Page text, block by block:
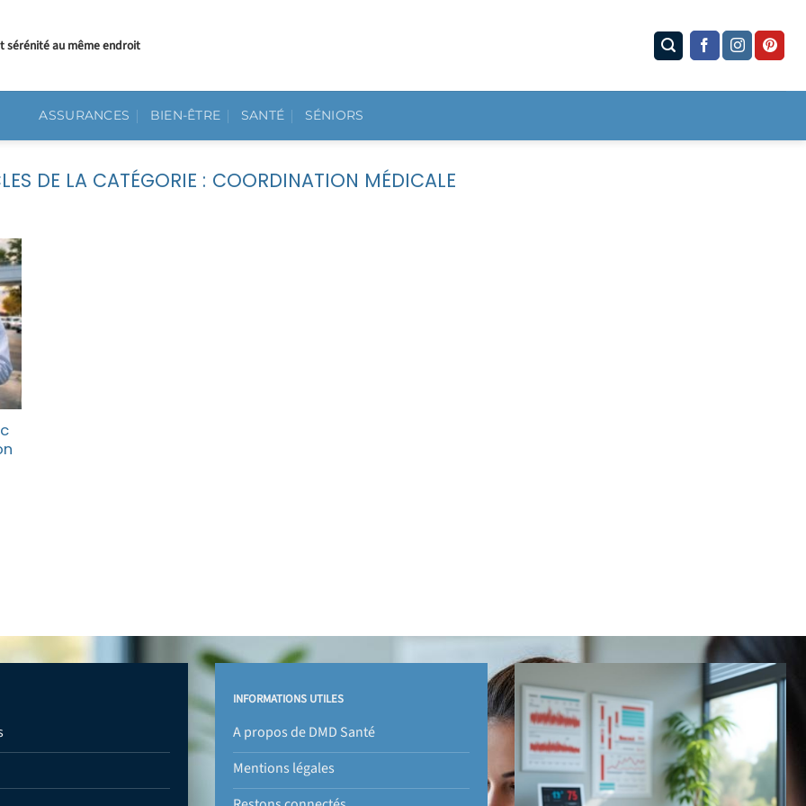
sérénité au même endroit
ASSURANCES BIEN-ÊTRE SANTÉ SÉNIORS
COORDINATION MÉDICALE
INFORMATIONS UTILES
A propos de DMD Santé
Mentions légales